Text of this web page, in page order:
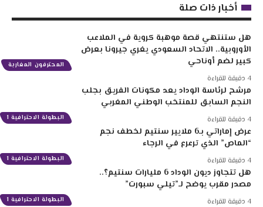
أخبار ذات صلة
المحترفون المغاربة
هل ستنتهي قصة موهبة كروية في الملاعب
الأوروبية.. الاتحاد السعودي يغري جيرونا بعرض
كبير لضم أوناحي
البطولة الاحترافية 1
مرشح لرئاسة الوداد يعد مكونات الفريق بجلب
النجم السابق للمنتخب الوطني المغربي
البطولة الاحترافية 1
عرض إماراتي بـ6 ملايير سنتيم لخطف نجم
“الماص” الذي ترعرع في الرجاء
البطولة الاحترافية 1
هل تتجاوز ديون الوداد 6 مليارات سنتيم؟..
مصدر مقرب يوضح لـ”تيلي سبورت”